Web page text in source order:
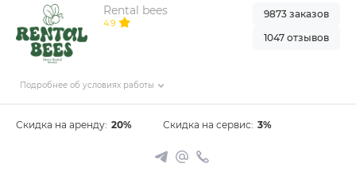
Rental bees
4.9
Подробнее об условиях работы
9873 заказов
1047 отзывов
Скидка на аренду: 20% Скидка на сервис: 3%